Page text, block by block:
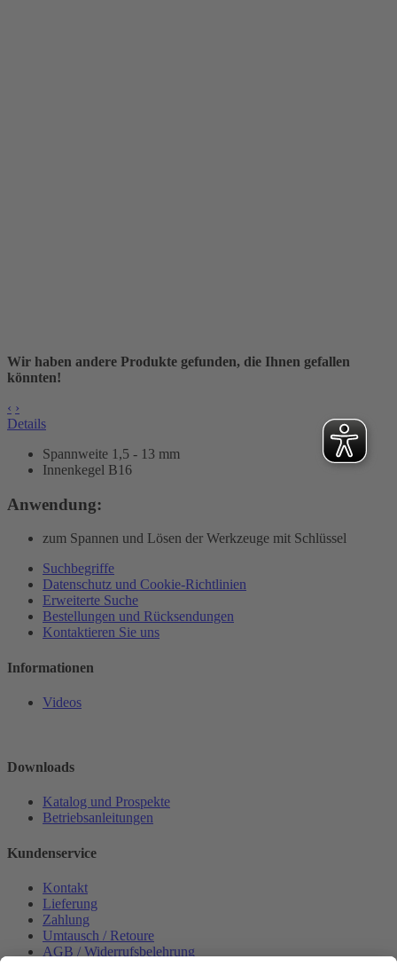
Wir haben andere Produkte gefunden, die Ihnen gefallen
könnten!
‹ ›
Details
Spannweite 1,5 - 13 mm
Innenkegel B16
Anwendung:
zum Spannen und Lösen der Werkzeuge mit Schlüssel
Suchbegriffe
Datenschutz und Cookie-Richtlinien
Erweiterte Suche
Bestellungen und Rücksendungen
Kontaktieren Sie uns
Informationen
Videos
Downloads
Katalog und Prospekte
Betriebsanleitungen
Kundenservice
Kontakt
Lieferung
Zahlung
Umtausch / Retoure
AGB / Widerrufsbelehrung